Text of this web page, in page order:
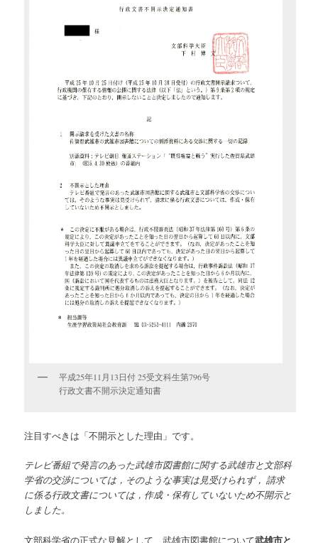
平成25年11月13日付 25受文科生第796号
行政文書不開示決定通知書
注目すべきは「不開示とした理由」です。
テレビ番組で発言のあった武雄市図書館に関する武雄市と文部科
学省の交渉については，そのような事実は見受けられず， 請求
に係る行政文書については，作成・保有していないため不開示と
しました。
文部科学省の正式な見解として、武雄市図書館について武雄市と